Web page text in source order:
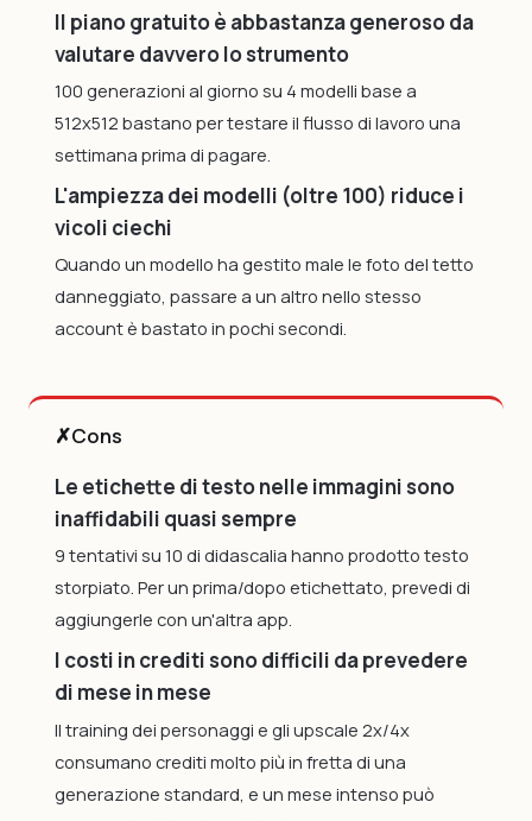
Il piano gratuito è abbastanza generoso da
valutare davvero lo strumento
100 generazioni al giorno su 4 modelli base a
512x512 bastano per testare il flusso di lavoro una
settimana prima di pagare.
L'ampiezza dei modelli (oltre 100) riduce i
vicoli ciechi
Quando un modello ha gestito male le foto del tetto
danneggiato, passare a un altro nello stesso
account è bastato in pochi secondi.
✗Cons
Le etichette di testo nelle immagini sono
inaffidabili quasi sempre
9 tentativi su 10 di didascalia hanno prodotto testo
storpiato. Per un prima/dopo etichettato, prevedi di
aggiungerle con un'altra app.
I costi in crediti sono difficili da prevedere
di mese in mese
Il training dei personaggi e gli upscale 2x/4x
consumano crediti molto più in fretta di una
generazione standard, e un mese intenso può